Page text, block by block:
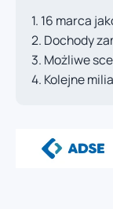
16 marca
Dochody
Możliwe
Kolejne